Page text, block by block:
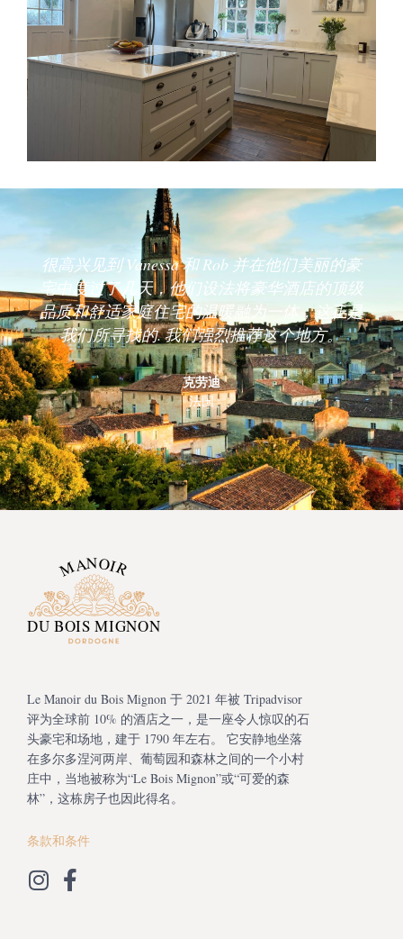
很高兴见到 Vanessa 和 Rob 并在他们美丽的豪
宅中度过了几天，他们设法将豪华酒店的顶级
品质和舒适家庭住宅的温暖融为一体，这正是
我们所寻找的. 我们强烈推荐这个地方。
克劳迪
法国
Le Manoir du Bois Mignon 于 2021 年被 Tripadvisor
评为全球前 10% 的酒店之一，是一座令人惊叹的石
头豪宅和场地，建于 1790 年左右。 它安静地坐落
在多尔多涅河两岸、葡萄园和森林之间的一个小村
庄中，当地被称为“Le Bois Mignon”或“可爱的森
林”，这栋房子也因此得名。
条款和条件